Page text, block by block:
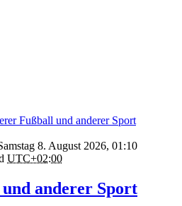
Fußball und anderer Sport
8. August 2026, 01:10
UTC+02:00
anderer Sport